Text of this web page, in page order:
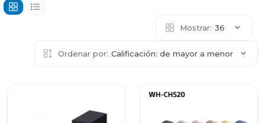
Mostrar: 36
Ordenar por: Calificación: de mayor a menor